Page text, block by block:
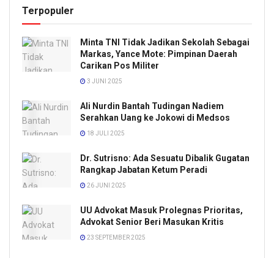
Terpopuler
Minta TNI Tidak Jadikan Sekolah Sebagai
Markas, Yance Mote: Pimpinan Daerah
Carikan Pos Militer
3 JUNI 2025
Ali Nurdin Bantah Tudingan Nadiem
Serahkan Uang ke Jokowi di Medsos
18 JULI 2025
Dr. Sutrisno: Ada Sesuatu Dibalik Gugatan
Rangkap Jabatan Ketum Peradi
26 JUNI 2025
UU Advokat Masuk Prolegnas Prioritas,
Advokat Senior Beri Masukan Kritis
23 SEPTEMBER 2025